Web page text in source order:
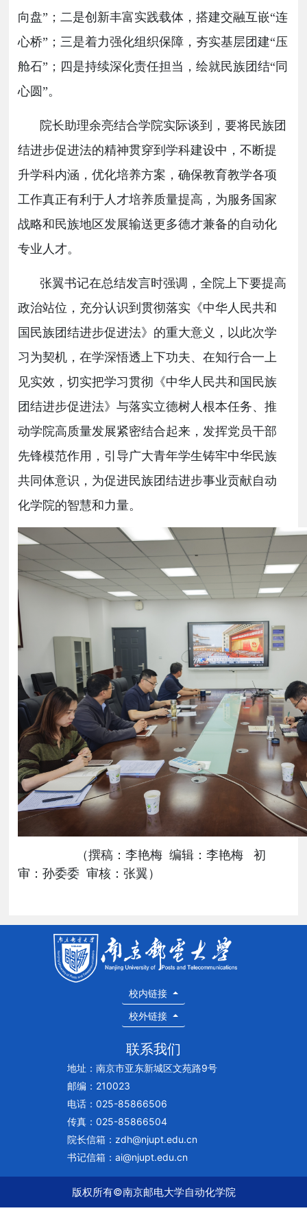
向盘”；二是创新丰富实践载体，搭建交融互嵌“连
心桥”；三是着力强化组织保障，夯实基层团建“压
舱石”；四是持续深化责任担当，绘就民族团结“同
心圆”。
院长助理余亮结合学院实际谈到，要将民族团
结进步促进法的精神贯穿到学科建设中，不断提
升学科内涵，优化培养方案，确保教育教学各项
工作真正有利于人才培养质量提高，为服务国家
战略和民族地区发展输送更多德才兼备的自动化
专业人才。
张翼书记在总结发言时强调，全院上下要提高
政治站位，充分认识到贯彻落实《中华人民共和
国民族团结进步促进法》的重大意义， 以此次学
习为契机，在学深悟透上下功夫、在知行合一上
见实效，切实把学习贯彻《中华人民共和国民族
团结进步促进法》与落实立德树人根本任务、推
动学院高质量发展紧密结合起来，发挥党员干部
先锋模范作用，引导广大青年学生铸牢中华民族
共同体意识， 为促进民族团结进步事业贡献自动
化学院的智慧和力量。
（撰稿：李艳梅编辑：李艳梅初
审：孙委委审核：张翼）
校内链接
校外链接
联系我们
地址：南京市亚东新城区文苑路9号
邮编：210023
电话：025-85866506
传真：025-85866504
院长信箱：zdh@njupt.edu.cn
书记信箱：ai@njupt.edu.cn
版权所有©南京邮电大学自动化学院